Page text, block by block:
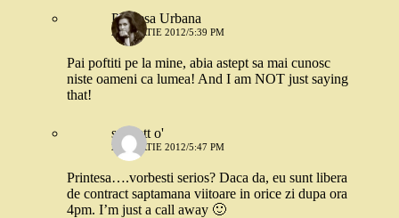
Printesa Urbana
23 MARTIE 2012/5:39 PM
Pai poftiti pe la mine, abia astept sa mai cunosc
niste oameni ca lumea! And I am NOT just saying
that!
scarlett o'
23 MARTIE 2012/5:47 PM
Printesa….vorbesti serios? Daca da, eu sunt libera
de contract saptamana viitoare in orice zi dupa ora
4pm. I’m just a call away 🙂